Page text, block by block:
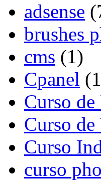
adsense
brushes
cms (1)
Cpanel
Curso de
Curso de
Curso
curso